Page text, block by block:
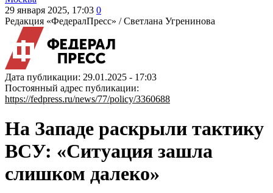
29 января 2025, 17:03 0
Редакция «ФедералПресс» /Светлана Угренинова
Дата публикации: 29.01.2025 - 17:03
Постоянный адрес публикации:
https://fedpress.ru/news/77/policy/3360688
На Западе раскрыли тактику
ВСУ: «Ситуация зашла
слишком далеко»